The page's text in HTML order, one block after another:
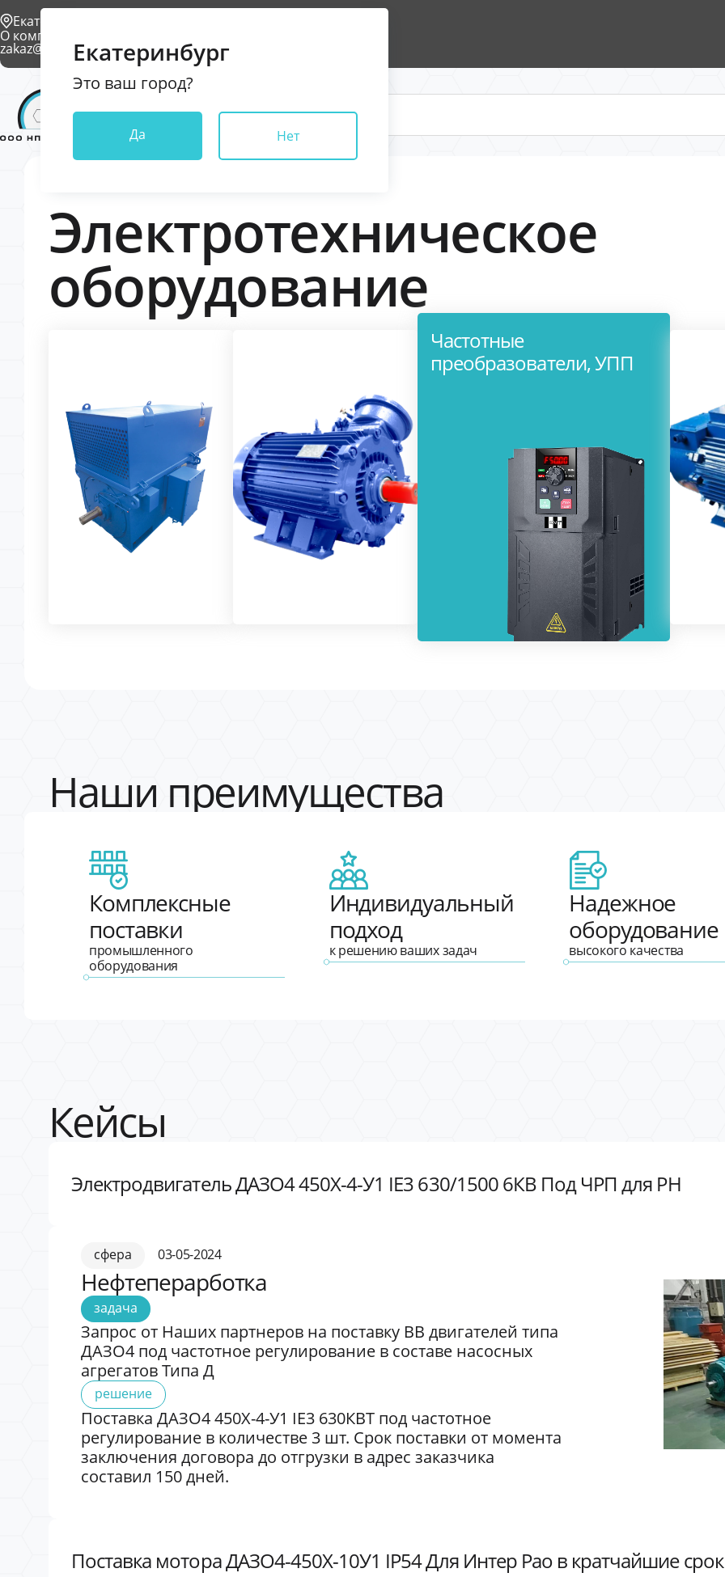
Екатеринбург
Это ваш город?
Да Нет
Екатеринбург
О компании
zakaz@npkkrona.ru
Каталог
Электротехническое
оборудование
Частотные
преобразователи, УПП
Наши преимущества
Комплексные
поставки
промышленного
оборудования
Индивидуальный
подход
к решению ваших задач
Надежное
оборудование
высокого качества
Кейсы
Электродвигатель ДАЗО4 450Х-4-У1 IE3 630/1500 6КВ Под ЧРП для РН
сфера 03-05-2024
Нефтеперарботка
задача
Запрос от Наших партнеров на поставку ВВ двигателей типа
ДАЗО4 под частотное регулирование в составе насосных
агрегатов Типа Д
решение
Поставка ДАЗО4 450Х-4-У1 IE3 630КВТ под частотное
регулирование в количестве 3 шт. Срок поставки от момента
заключения договора до отгрузки в адрес заказчика
составил 150 дней.
Поставка мотора ДАЗО4-450X-10У1 IP54 Для Интер Рао в кратчайшие